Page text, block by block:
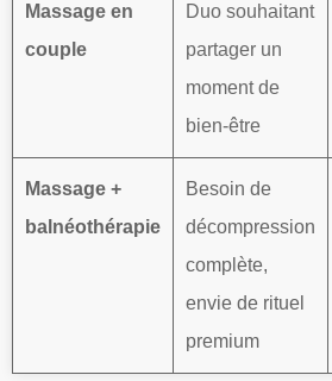
Massage en
couple
Duo souhaitant
partager un
moment de
bien-être
Massage +
balnéothérapie
Besoin de
décompression
complète,
envie de rituel
premium